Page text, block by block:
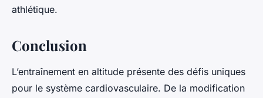
athlétique.
Conclusion
L’entraînement en altitude présente des défis uniques
pour le système cardiovasculaire. De la modification